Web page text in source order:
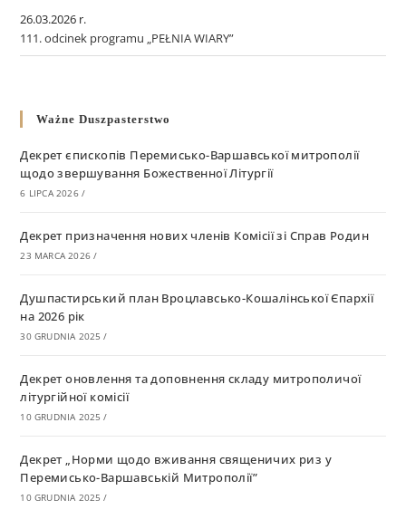
26.03.2026 r.
111. odcinek programu „PEŁNIA WIARY”
Ważne Duszpasterstwo
Декрет єпископів Перемисько-Варшавської митрополії
щодо звершування Божественної Літургії
6 LIPCA 2026 /
Декрет призначення нових членів Комісії зі Справ Родин
23 MARCA 2026 /
Душпастирський план Вроцлавсько-Кошалінської Єпархії
на 2026 рік
30 GRUDNIA 2025 /
Декрет оновлення та доповнення складу митрополичої
літургійної комісії
10 GRUDNIA 2025 /
Декрет „Норми щодо вживання священичих риз у
Перемисько-Варшавській Митрополії”
10 GRUDNIA 2025 /